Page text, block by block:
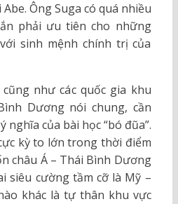
Ông Suga có quá nhiều
phải ưu tiên cho những
sinh mệnh chính trị của
như các quốc gia khu
Dương nói chung, cần
nghĩa của bài học “bó đũa”.
kỳ to lớn trong thời điểm
châu Á – Thái Bình Dương
siêu cường tầm cỡ là Mỹ –
khác là tự thân khu vực